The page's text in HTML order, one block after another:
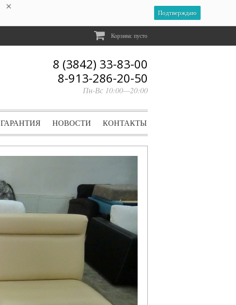
Подтверждаю
Корзина: пусто
8 (3842) 33-83-00
8-913-286-20-50
Пн-Вс 10:00—20:00
ГАРАНТИЯ НОВОСТИ КОНТАКТЫ